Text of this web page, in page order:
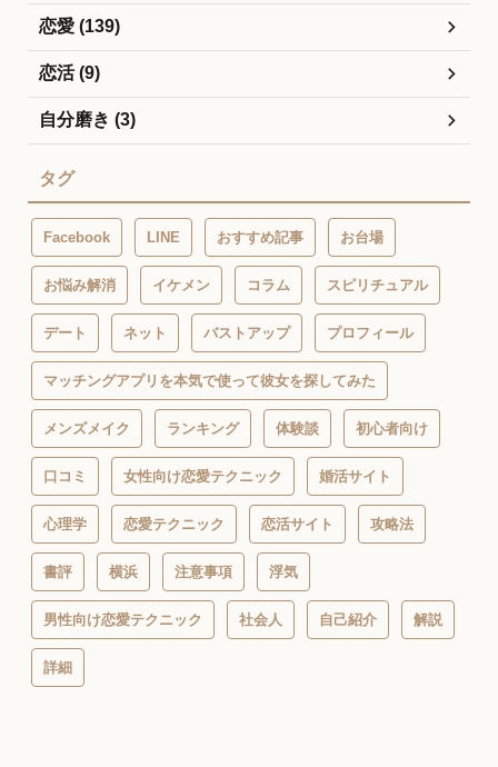
恋愛 (139)
恋活 (9)
自分磨き (3)
タグ
Facebook LINE おすすめ記事 お台場
お悩み解消 イケメン コラム スピリチュアル
デート ネット バストアップ プロフィール
マッチングアプリを本気で使って彼女を探してみた
メンズメイク ランキング 体験談 初心者向け
口コミ 女性向け恋愛テクニック 婚活サイト
心理学 恋愛テクニック 恋活サイト 攻略法
書評 横浜 注意事項 浮気
男性向け恋愛テクニック 社会人 自己紹介 解説
詳細